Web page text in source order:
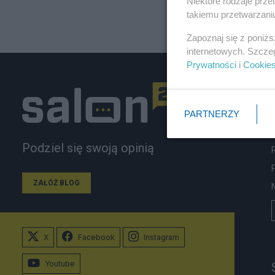
Podziel się swoją opinią
ZAŁÓŻ BLOG
X Facebook Instagram
Youtube
takiemu
Zapoznaj się z
internetowych.
Prywatności i Cookies
PARTNERZY